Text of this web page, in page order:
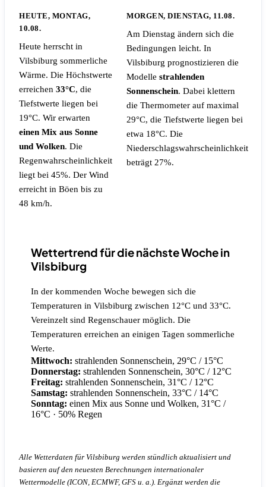
HEUTE, MONTAG,
10.08.
Heute herrscht in
Vilsbiburg sommerliche
Wärme. Die Höchstwerte
erreichen 33°C, die
Tiefstwerte liegen bei
19°C. Wir erwarten
einen Mix aus Sonne
und Wolken. Die
Regenwahrscheinlichkeit
liegt bei 45%. Der Wind
erreicht in Böen bis zu
48 km/h.
MORGEN, DIENSTAG, 11.08.
Am Dienstag ändern sich die
Bedingungen leicht. In
Vilsbiburg prognostizieren die
Modelle strahlenden
Sonnenschein. Dabei klettern
die Thermometer auf maximal
29°C, die Tiefstwerte liegen bei
etwa 18°C. Die
Niederschlagswahrscheinlichkeit
beträgt 27%.
Wettertrend für die nächste Woche in
Vilsbiburg
In der kommenden Woche bewegen sich die
Temperaturen in Vilsbiburg zwischen 12°C und 33°C.
Vereinzelt sind Regenschauer möglich. Die
Temperaturen erreichen an einigen Tagen sommerliche
Werte.
Mittwoch: strahlenden Sonnenschein, 29°C / 15°C
Donnerstag: strahlenden Sonnenschein, 30°C / 12°C
Freitag: strahlenden Sonnenschein, 31°C / 12°C
Samstag: strahlenden Sonnenschein, 33°C / 14°C
Sonntag: einen Mix aus Sonne und Wolken, 31°C /
16°C · 50% Regen
Alle Wetterdaten für Vilsbiburg werden stündlich aktualisiert und
basieren auf den neuesten Berechnungen internationaler
Wettermodelle (ICON, ECMWF, GFS u. a.). Ergänzt werden die